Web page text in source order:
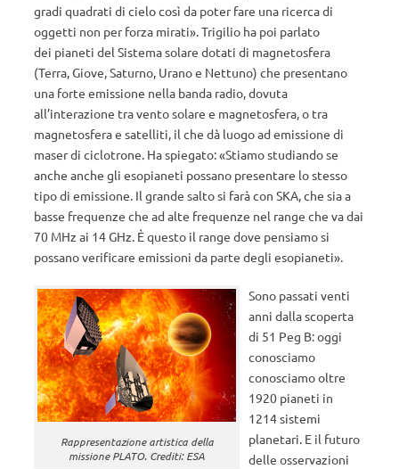
gradi quadrati di cielo così da poter fare una ricerca di
oggetti non per forza mirati». Trigilio ha poi parlato
dei pianeti del Sistema solare dotati di magnetosfera
(Terra, Giove, Saturno, Urano e Nettuno) che presentano
una forte emissione nella banda radio, dovuta
all’interazione tra vento solare e magnetosfera, o tra
magnetosfera e satelliti, il che dà luogo ad emissione di
maser di ciclotrone. Ha spiegato: «Stiamo studiando se
anche anche gli esopianeti possano presentare lo stesso
tipo di emissione. Il grande salto si farà con SKA, che sia a
basse frequenze che ad alte frequenze nel range che va dai
70 MHz ai 14 GHz. È questo il range dove pensiamo si
possano verificare emissioni da parte degli esopianeti».
Rappresentazione artistica della
missione PLATO. Crediti: ESA
Sono passati venti
anni dalla scoperta
di 51 Peg B: oggi
conosciamo
conosciamo oltre
1920 pianeti in
1214 sistemi
planetari. E il futuro
delle osservazioni